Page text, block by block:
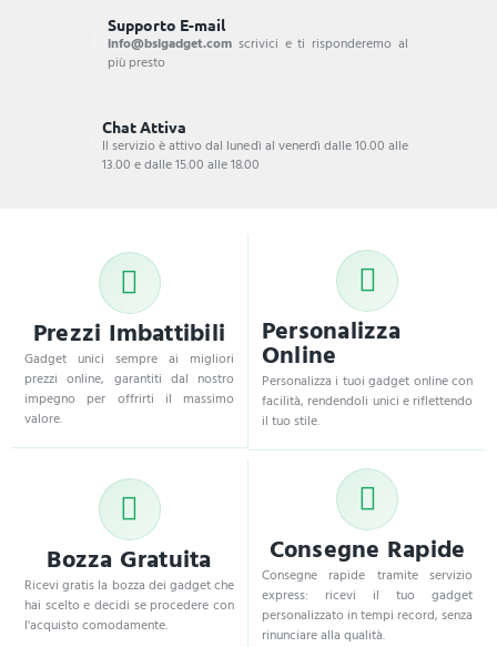
Supporto E-mail
info@bsigadget.com scrivici e ti risponderemo al
più presto
Chat Attiva
Il servizio è attivo dal lunedì al venerdì dalle 10.00 alle
13.00 e dalle 15.00 alle 18.00
Prezzi Imbattibili
Gadget unici sempre ai migliori
prezzi online, garantiti dal nostro
impegno per offrirti il massimo
valore.
Personalizza
Online
Personalizza i tuoi gadget online con
facilità, rendendoli unici e riflettendo
il tuo stile.
Bozza Gratuita
Ricevi gratis la bozza dei gadget che
hai scelto e decidi se procedere con
l'acquisto comodamente.
Consegne Rapide
Consegne rapide tramite servizio
express: ricevi il tuo gadget
personalizzato in tempi record, senza
rinunciare alla qualità.